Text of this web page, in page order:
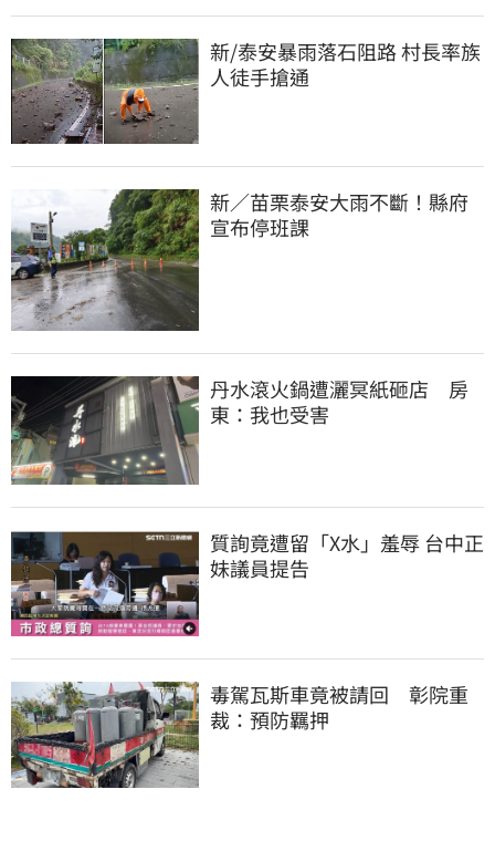
新/泰安暴雨落石阻路 村長率族
人徒手搶通
新／苗栗泰安大雨不斷！縣府
宣布停班課
丹水滾火鍋遭灑冥紙砸店　房
東：我也受害
質詢竟遭留「X水」羞辱 台中正
妹議員提告
毒駕瓦斯車竟被請回　彰院重
裁：預防羈押